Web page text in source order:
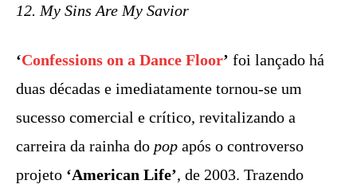
12. My Sins Are My Savior
‘Confessions on a Dance Floor’ foi lançado há
duas décadas e imediatamente tornou-se um
sucesso comercial e crítico, revitalizando a
carreira da rainha do pop após o controverso
projeto ‘American Life’, de 2003. Trazendo